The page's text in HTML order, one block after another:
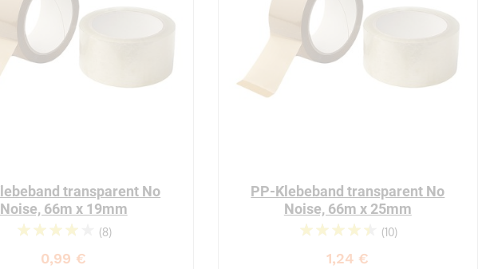
transparent No
Noise, 66m x 19mm
84%
(8)
0,99 €
PP-Klebeband transparent No
Noise, 66m x 25mm
93%
(10)
1,24 €